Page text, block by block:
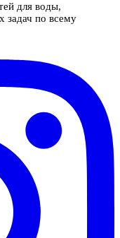
для воды,
задач по всему